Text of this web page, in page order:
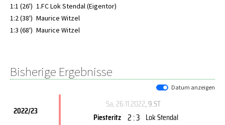
1:1 (26') 1.FC Lok Stendal (Eigentor)
1:2 (38') Maurice Witzel
1:3 (68') Maurice Witzel
Bisherige Ergebnisse
Datum anzeigen
2022/23
Sa, 26.11.2022, 9.ST
Piesteritz 2 : 3 Lok Stendal